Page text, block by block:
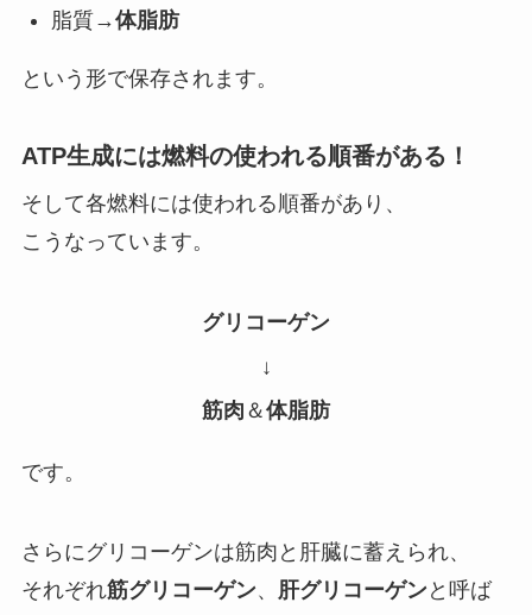
脂質→体脂肪
という形で保存されます。
ATP生成には燃料の使われる順番がある！
そして各燃料には使われる順番があり、
こうなっています。
グリコーゲン
↓
筋肉 ＆体脂肪
です。
さらにグリコーゲンは筋肉と肝臓に蓄えられ、
それぞれ筋グリコーゲン、 肝グリコーゲンと呼ば